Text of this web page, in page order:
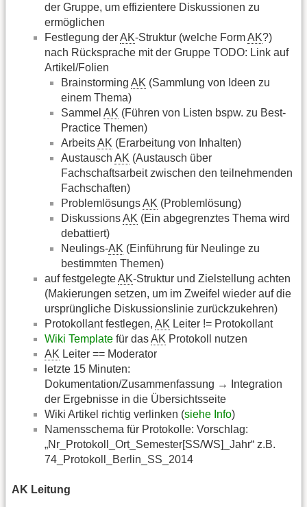
der Gruppe, um effizientere Diskussionen zu
ermöglichen
Festlegung derAK-Struktur (welche FormAK?)
nach Rücksprache mit der Gruppe TODO: Link auf
Artikel/Folien
Brainstorming AK (Sammlung von Ideen zu
einem Thema)
Sammel AK (Führen von Listen bspw. zu Best-
Practice Themen)
ArbeitsAK (Erarbeitung von Inhalten)
Austausch AK (Austausch über
Fachschaftsarbeit zwischen den teilnehmenden
Fachschaften)
ProblemlösungsAK (Problemlösung)
DiskussionsAK (Ein abgegrenztes Thema wird
debattiert)
Neulings-AK (Einführung für Neulinge zu
bestimmten Themen)
auf festgelegteAK-Struktur und Zielstellung achten
(Makierungen setzen, um im Zweifel wieder auf die
ursprüngliche Diskussionslinie zurückzukehren)
Protokollant festlegen, AK Leiter != Protokollant
Wiki Template für dasAK Protokoll nutzen
AK Leiter == Moderator
letzte 15 Minuten:
Dokumentation/Zusammenfassung → Integration
der Ergebnisse in die Übersichtsseite
Wiki Artikel richtig verlinken (siehe Info)
Namensschema für Protokolle: Vorschlag:
„Nr_Protokoll_Ort_Semester[SS/WS]_Jahr“ z.B.
74_Protokoll_Berlin_SS_2014
AK Leitung